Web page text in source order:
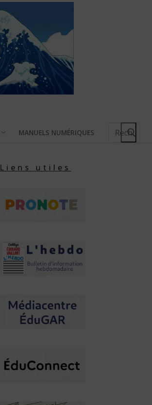
MANUELS NUMÉRIQUES
Rechercher
Liens utiles